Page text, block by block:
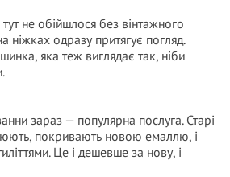
не обійшлося без вінтажного
ніжках одразу притягує погляд.
яка теж виглядає так, ніби
зараз — популярна послуга. Старі
покривають новою емаллю, і
Це і дешевше за нову, і